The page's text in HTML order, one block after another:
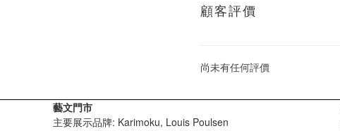
顧客評價
尚未有任何評價
藝文門市
主要展示品牌: Karimoku, Louis Poulsen